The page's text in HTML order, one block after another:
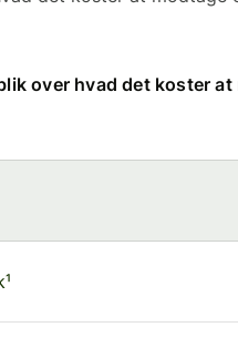
over hvad det koster